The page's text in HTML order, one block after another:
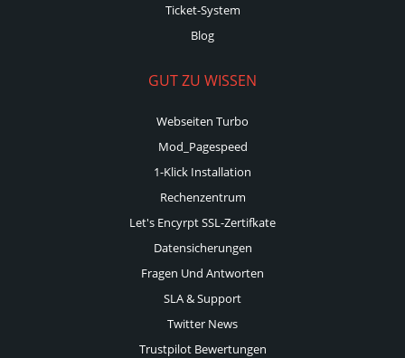
Ticket-System
Blog
GUT ZU WISSEN
Webseiten Turbo
Mod_Pagespeed
1-Klick Installation
Rechenzentrum
Let's Encyrpt SSL-Zertifkate
Datensicherungen
Fragen Und Antworten
SLA & Support
Twitter News
Trustpilot Bewertungen